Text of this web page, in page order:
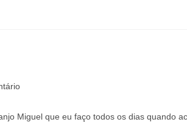
Miguel que eu faço todos os dias quando